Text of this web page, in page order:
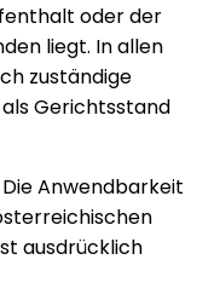
oder der
liegt. In allen
zuständige
Gerichtsstand
Anwendbarkeit
ausdrücklich